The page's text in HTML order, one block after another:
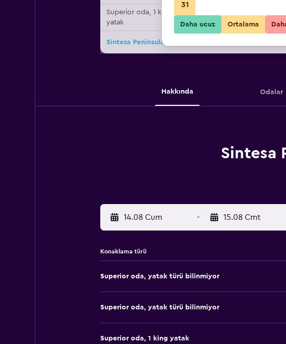
Superior oda, 1 king
yatak
₺1.647
Sintesa Peninsula Hotel için diğer 6fırsat
Hakkında Odalar
Sintesa
14.08 Cum - 15.08 Cmt
Konaklama türü
Superior oda, yatak türü bilinmiyor
Superior oda, yatak türü bilinmiyor
Superior oda, 1 king yatak
31
Daha ucuz Ortalama